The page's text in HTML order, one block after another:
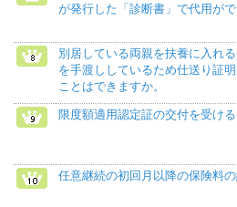
が発行した「診断書」で代用が
別居している両親を扶養に入れ
を手渡ししているため仕送り証
ことはできますか。
限度額適用認定証の交付を受け
任意継続の初回月以降の保険料